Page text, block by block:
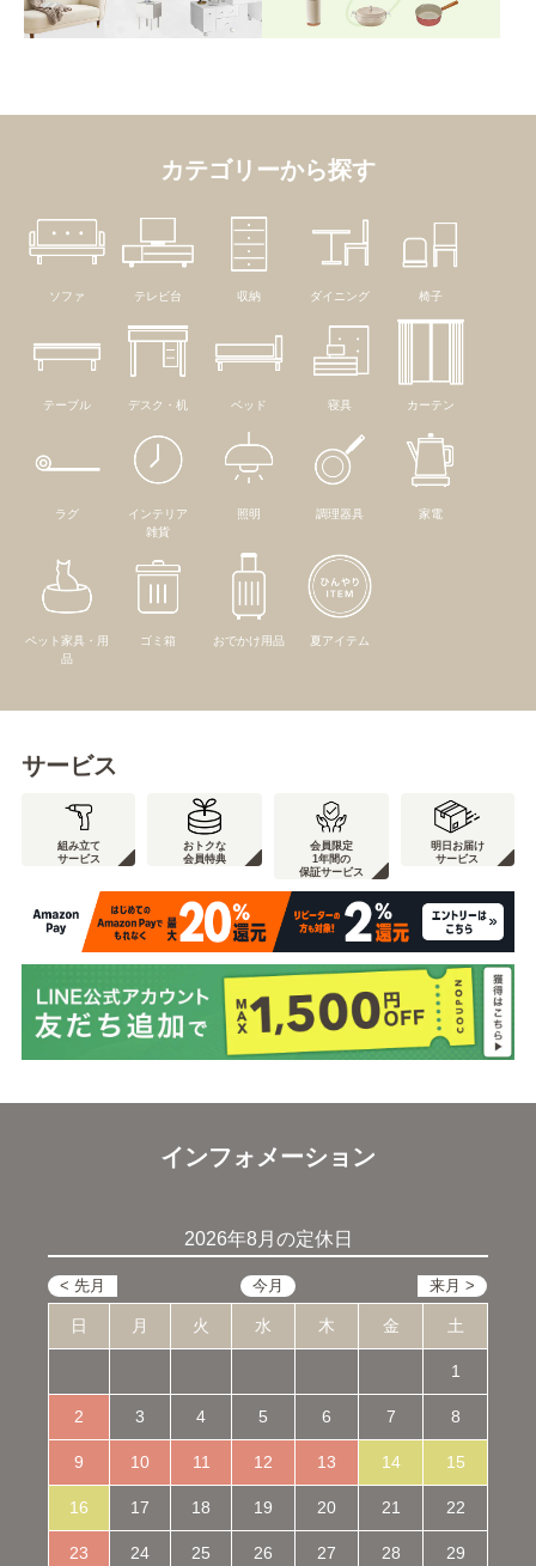
カテゴリーから探す
ソファ テレビ台 収納 ダイニング 椅子
テーブル デスク・机 ベッド 寝具 カーテン
ラグ
インテリア
雑貨
照明 調理器具 家電
ペット家具・用
品
ゴミ箱 おでかけ用品 夏アイテム
サービス
組み立て
サービス
おトクな
会員特典
会員限定
1年間の
保証サービス
明日お届け
サービス
インフォメーション
2026年8月の定休日
日 月 火 水 木 金 土
1
2 3 4 5 6 7 8
9 10 11 12 13 14 15
16 17 18 19 20 21 22
23 24 25 26 27 28 29